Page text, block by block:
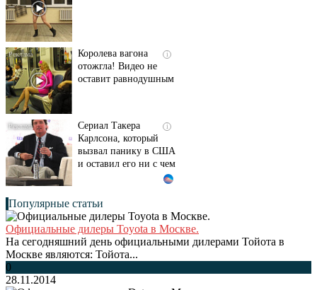
i
Королева вагона
отожгла! Видео не
оставит равнодушным
i
Сериал Такера
Карлсона, который
вызвал панику в США
и оставил его ни с чем
Популярные статьи
Официальные дилеры Toyota в Москве.
На сегодняшний день официальными дилерами Тойота в
Москве являются: Тойота...
0
28.11.2014